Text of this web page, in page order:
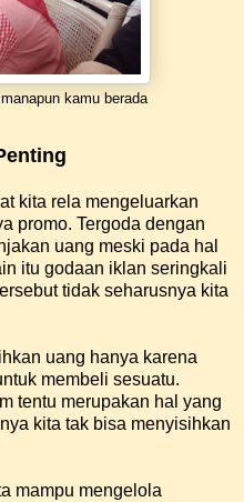
kamu berada
kita rela mengeluarkan
promo. Tergoda dengan
uang meski pada hal
itu godaan iklan seringkali
tidak seharusnya kita
uang hanya karena
membeli sesuatu.
tentu merupakan hal yang
kita tak bisa menyisihkan
mampu mengelola